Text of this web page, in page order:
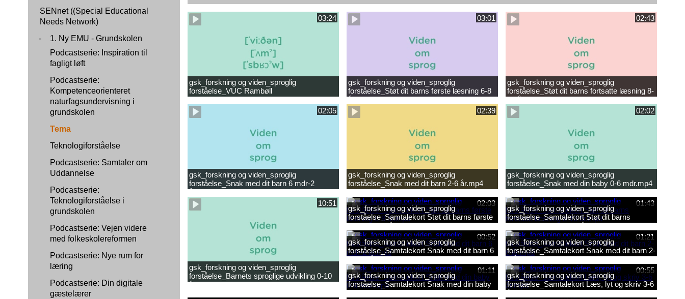
SENnet ((Special Educational
Needs Network)
-
1. Ny EMU - Grundskolen
Podcastserie: Inspiration til
fagligt løft
Podcastserie:
Kompetenceorienteret
naturfagsundervisning i
grundskolen
Tema
Teknologiforståelse
Podcastserie: Samtaler om
Uddannelse
Podcastserie:
Teknologiforståelse i
grundskolen
Podcastserie: Vejen videre
med folkeskolereformen
Podcastserie: Nye rum for
læring
Podcastserie: Din digitale
gæstelærer
03:24
gsk_forskning og viden_sproglig
forståelse_VUC Rambøll
læsevanskeligheder.mp4
03:01
gsk_forskning og viden_sproglig
forståelse_Støt dit barns første læsning 6-8
år.mp4
02:43
gsk_forskning og viden_sproglig
forståelse_Støt dit barns fortsatte læsning 8-
10 år.mp4
02:05
gsk_forskning og viden_sproglig
forståelse_Snak med dit barn 6 mdr-2
år.mp4
02:39
gsk_forskning og viden_sproglig
forståelse_Snak med dit barn 2-6 år.mp4
02:02
gsk_forskning og viden_sproglig
forståelse_Snak med din baby 0-6 mdr.mp4
10:51
gsk_forskning og viden_sproglig
forståelse_Barnets sproglige udvikling 0-10
år_samlet film.mp4
02:03
gsk_forskning og viden_sproglig
forståelse_Samtalekort Støt dit barns første
læsning 6-8 år.mp3
01:43
gsk_forskning og viden_sproglig
forståelse_Samtalekort Støt dit barns
fortsatte læsning 8-10 år.mp3
00:52
gsk_forskning og viden_sproglig
forståelse_Samtalekort Snak med dit barn 6
mdr-2 år.mp3
01:21
gsk_forskning og viden_sproglig
forståelse_Samtalekort Snak med dit barn 2-
6 år.mp3
01:11
gsk_forskning og viden_sproglig
forståelse_Samtalekort Snak med din baby
0-6 mdr.mp3
00:55
gsk_forskning og viden_sproglig
forståelse_Samtalekort Læs, lyt og skriv 3-6
år.mp3